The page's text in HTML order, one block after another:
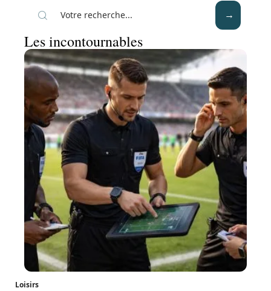
Les incontournables
Loisirs